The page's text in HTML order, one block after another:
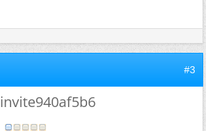
#3
invite940af5b6